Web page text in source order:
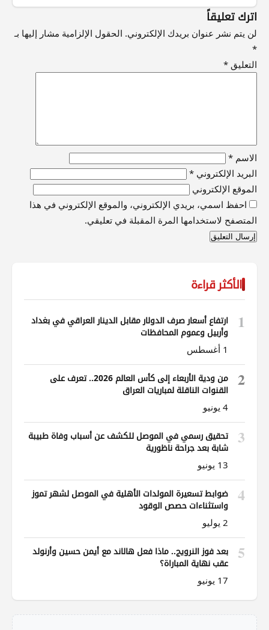
اترك تعليقاً
لن يتم نشر عنوان بريدك الإلكتروني. الحقول الإلزامية مشار إليها بـ
*
التعليق *
الاسم *
البريد الإلكتروني *
الموقع الإلكتروني
احفظ اسمي، بريدي الإلكتروني، والموقع الإلكتروني في هذا
المتصفح لاستخدامها المرة المقبلة في تعليقي.
الأكثر قراءة
1
ارتفاع أسعار صرف الدولار مقابل الدينار العراقي في بغداد
وأربيل وعموم المحافظات
1 أغسطس
2
من ودية الأربعاء إلى كأس العالم 2026.. تعرف على
القنوات الناقلة لمباريات العراق
4 يونيو
3
تحقيق رسمي في الموصل للكشف عن أسباب وفاة طبيبة
شابة بعد جراحة ناظورية
13 يونيو
4
ضوابط تسعيرة المولدات الأهلية في الموصل لشهر تموز
واستثناءات حصص الوقود
2 يوليو
5
بعد فوز النرويج.. ماذا فعل هالاند مع أيمن حسين وأرنولد
عقب نهاية المباراة؟
17 يونيو